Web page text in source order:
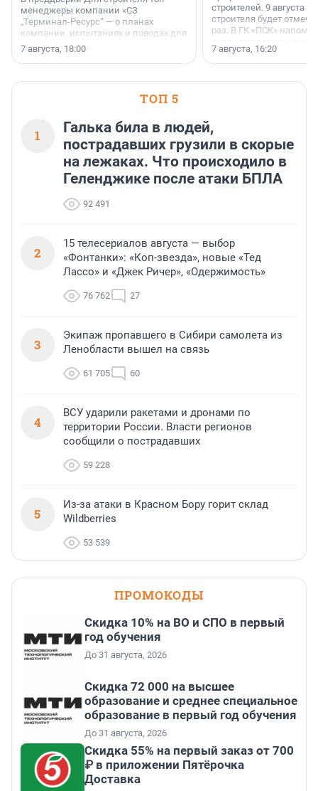
менеджеры компании «СЗ
„Терминал-Ресурс“ — о планах
компании, испытаниях и поводах для
осторожного оптимизма.
7 августа, 18:00
строителей. 9 августа
строителя будет
раз. В ГК «ПСК»
поменялась роль
7 августа, 16:20
ТОП 5
1
Галька била в людей,
пострадавших грузили в скорые
на лежаках. Что происходило в
Геленджике после атаки БПЛА
92 491
2
15 телесериалов августа — выбор
«Фонтанки»: «Коп-звезда», новые «Тед
Лассо» и «Джек Ричер», «Одержимость»
76 762 27
3
Экипаж пропавшего в Сибири самолета из
Ленобласти вышел на связь
61 705 60
4
ВСУ ударили ракетами и дронами по
территории России. Власти регионов
сообщили о пострадавших
59 228
5
Из-за атаки в Красном Бору горит склад
Wildberries
53 539
ПРОМОКОДЫ
Скидка 10% на ВО и СПО в первый
год обучения
До 31 августа, 2026
Скидка 72 000 на высшее
образование и среднее специальное
образование в первый год обучения
До 31 августа, 2026
Скидка 55% на первый заказ от 700
₽ в приложении Пятёрочка
Доставка